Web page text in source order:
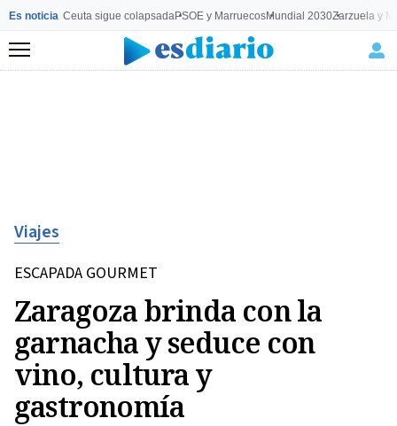
Es noticia Ceuta sigue colapsadaPSOE y MarruecosMundial 2030Zarzuela y
Menú
Viajes
ESCAPADA GOURMET
Zaragoza brinda con la
garnacha y seduce con
vino, cultura y
gastronomía